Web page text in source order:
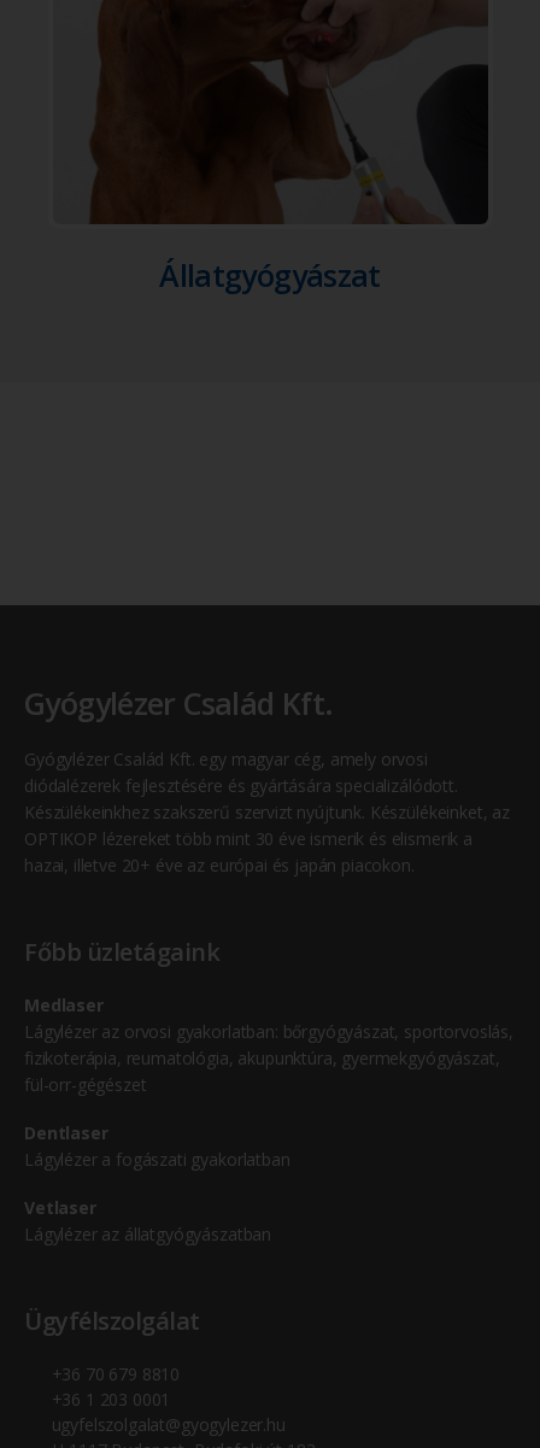
Állatgyógyászat
Gyógylézer Család Kft.
Gyógylézer Család Kft. egy magyar cég, amely orvosi
diódalézerek fejlesztésére és gyártására specializálódott.
Készülékeinkhez szakszerű szervizt nyújtunk. Készülékeinket, az
OPTIKOP lézereket több mint 30 éve ismerik és elismerik a
hazai, illetve 20+ éve az európai és japán piacokon.
Főbb üzletágaink
Medlaser
Lágylézer az orvosi gyakorlatban: bőrgyógyászat, sportorvoslás,
fizikoterápia, reumatológia, akupunktúra, gyermekgyógyászat,
fül-orr-gégészet
Dentlaser
Lágylézer a fogászati gyakorlatban
Vetlaser
Lágylézer az állatgyógyászatban
Ügyfélszolgálat
+36 70 679 8810
+36 1 203 0001
ugyfelszolgalat@gyogylezer.hu